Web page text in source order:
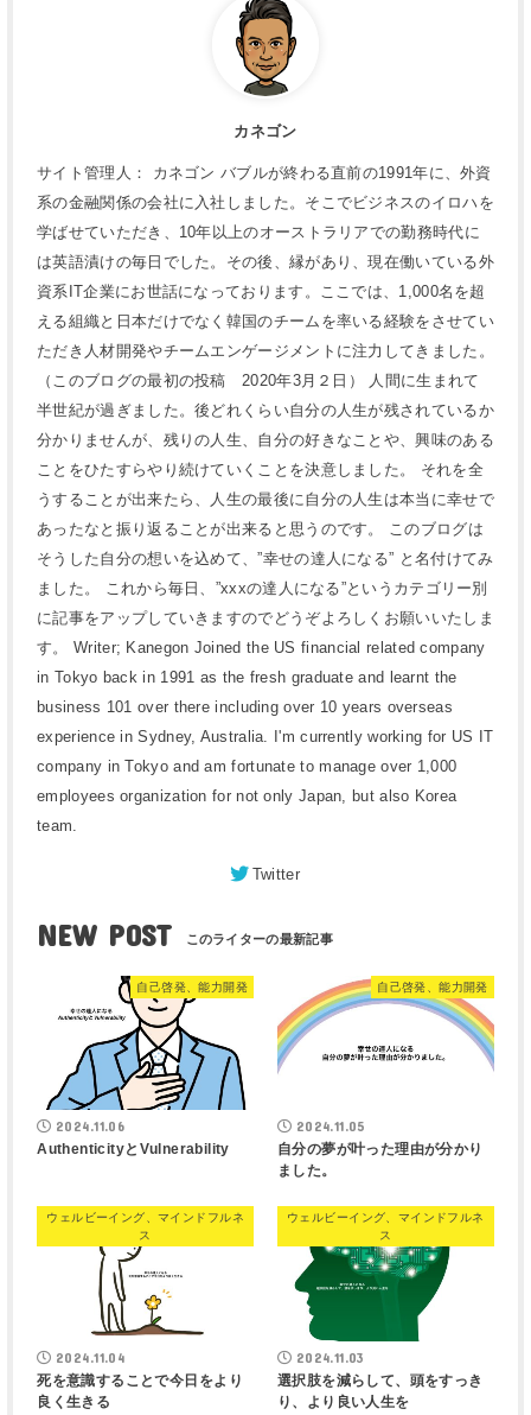
カネゴン
サイト管理人： カネゴン バブルが終わる直前の1991年に、外資
系の金融関係の会社に入社しました。そこでビジネスのイロハを
学ばせていただき、10年以上のオーストラリアでの勤務時代に
は英語漬けの毎日でした。その後、縁があり、現在働いている外
資系IT企業にお世話になっております。ここでは、1,000名を超
える組織と日本だけでなく韓国のチームを率いる経験をさせてい
ただき人材開発やチームエンゲージメントに注力してきました。
（このブログの最初の投稿 2020年3月２日） 人間に生まれて
半世紀が過ぎました。後どれくらい自分の人生が残されているか
分かりませんが、残りの人生、自分の好きなことや、興味のある
ことをひたすらやり続けていくことを決意しました。 それを全
うすることが出来たら、人生の最後に自分の人生は本当に幸せで
あったなと振り返ることが出来ると思うのです。 このブログは
そうした自分の想いを込めて、”幸せの達人になる” と名付けてみ
ました。 これから毎日、”xxxの達人になる”というカテゴリー別
に記事をアップしていきますのでどうぞよろしくお願いいたしま
す。 Writer; Kanegon Joined the US financial related company
in Tokyo back in 1991 as the fresh graduate and learnt the
business 101 over there including over 10 years overseas
experience in Sydney, Australia. I'm currently working for US IT
company in Tokyo and am fortunate to manage over 1,000
employees organization for not only Japan, but also Korea
team.
Twitter
NEW POST
自己啓発、能力開発
2024.11.06
AuthenticityとVulnerability
自己啓発、能力開発
2024.11.05
自分の夢が叶った理由が分かり
ました。
ウェルビーイング、マインドフルネ
ス
2024.11.04
死を意識することで今日をより
良く生きる
ウェルビーイング、マインドフルネ
ス
2024.11.03
選択肢を減らして、頭をすっき
り、より良い人生を